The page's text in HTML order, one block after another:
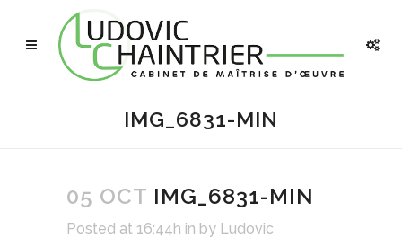
IMG_6831-MIN
05 OCT IMG_6831-MIN
Posted at 16:44h in by Ludovic